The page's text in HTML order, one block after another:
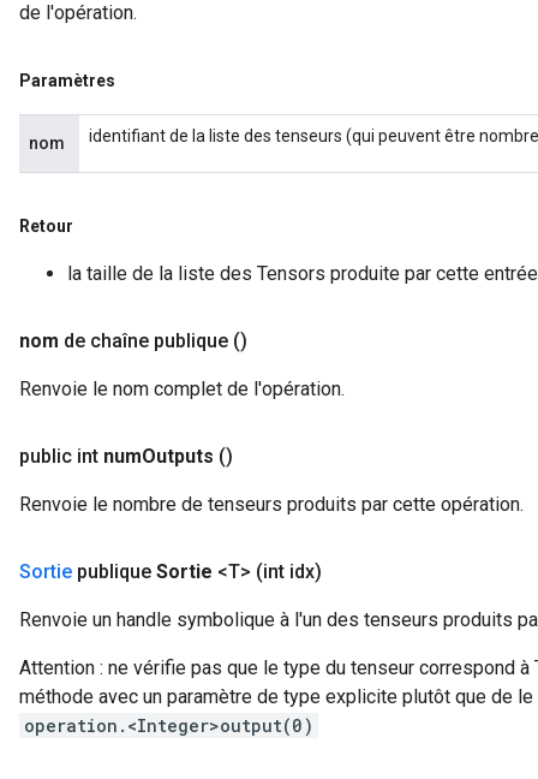
de l'opération.
Paramètres
nom identifiant de la liste des tenseurs (qui peuvent être
Retour
la taille de la liste des Tensors produite par cette
nom de chaîne publique ()
Renvoie le nom complet de l'opération.
public int numOutputs ()
Renvoie le nombre de tenseurs produits par cette opération.
Sortie publique Sortie <T> (int idx)
Renvoie un handle symbolique à l'un des tenseurs produits
Attention : ne vérifie pas que le type du tenseur correspond
méthode avec un paramètre de type explicite plutôt que de
operation.<Integer>output(0)